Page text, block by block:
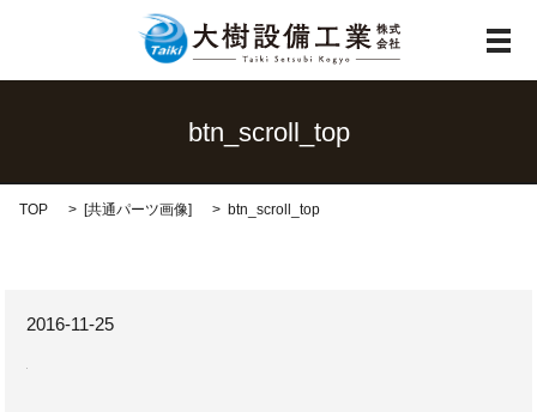
メ
btn_scroll_top
TOP [共通パーツ画像] btn_scroll_top
2016-11-25